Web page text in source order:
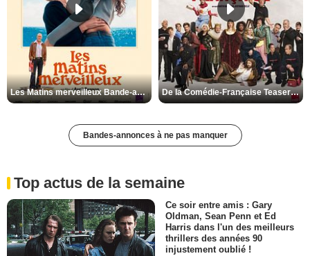
Les Matins merveilleux Bande-annonce VF De la Comédie-Française Teaser VF
Bandes-annonces à ne pas manquer
Top actus de la semaine
Ce soir entre amis : Gary
Oldman, Sean Penn et Ed
Harris dans l'un des meilleurs
thrillers des années 90
injustement oublié !